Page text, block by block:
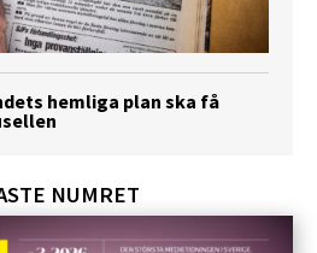
hemliga plan ska få
NUMRET